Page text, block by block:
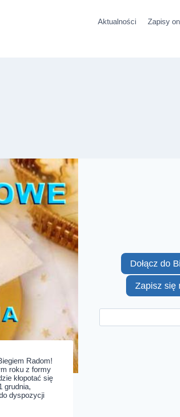
Aktualności Zapisy
Radom!
roku z formy
kłopotać się
grudnia,
dyspozycji
Dołącz do
Zapisz się
Szukaj